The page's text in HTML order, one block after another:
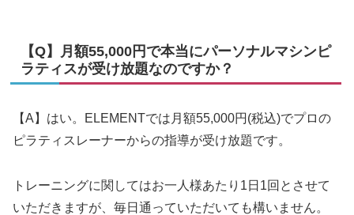
【Q】月額55,000円で本当にパーソナルマシンピ
ラティスが受け放題なのですか？
【A】はい。ELEMENTでは月額55,000円(税込)でプロの
ピラティスレーナーからの指導が受け放題です。
トレーニングに関してはお一人様あたり1日1回とさせて
いただきますが、毎日通っていただいても構いません。